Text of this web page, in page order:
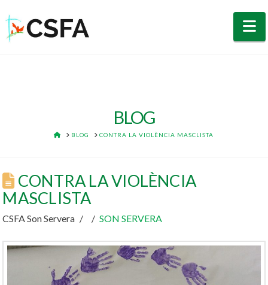
BLOG
HOME
BLOG CONTRA LA VIOLÈNCIA MASCLISTA
CONTRA LA VIOLÈNCIA
MASCLISTA
CSFA Son Servera SON SERVERA